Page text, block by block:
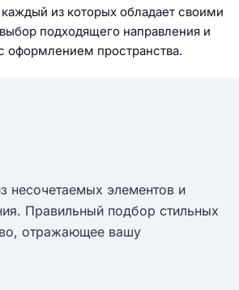
из которых обладает своими
подходящего направления и
оформлением пространства.
несочетаемых элементов и
Правильный подбор стильных
отражающее вашу